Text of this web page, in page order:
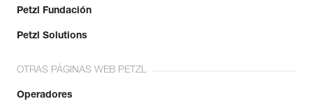
Petzl Fundación
Petzl Solutions
OTRAS PÁGINAS WEB PETZL
Operadores